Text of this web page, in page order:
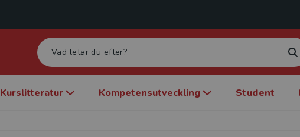
Kurslitteratur Kompetensutveckling Student